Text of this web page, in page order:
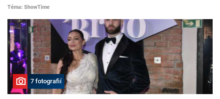
Téma: ShowTime
7 fotografií